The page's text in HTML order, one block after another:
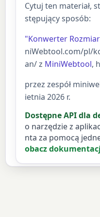
Cytuj ten materiał,
stępujący sposób:
"Konwerter
niWebtool.com/pl/
an/ z MiniWebtool,
przez zespół
ietnia 2026 r.
Dostępne API dla
o narzędzie z
nta za pomocą
obacz